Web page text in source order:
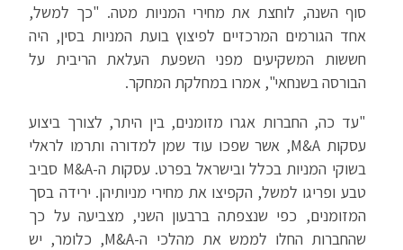
סוף השנה, לוחצת את מחירי המניות מטה. "כך למשל,
אחד הגורמים המרכזיים לפיצוץ בועת המניות בסין, היה
חששות המשקיעים מפני השפעת העלאת הריבית על
הבורסה בשנחאי", אמרו במחלקת המחקר.
"עד כה, החברות אגרו מזומנים, בין היתר, לצורך ביצוע
עסקות M&A, אשר שפכו עוד שמן למדורה ותרמו לראלי
בשוקי המניות בכלל ובישראל בפרט. עסקות ה-M&A סביב
טבע ופריגו למשל, הקפיצו את מחירי מניותיהן. ירידה בסך
המזומנים, כפי שנצפתה ברבעון השני, מצביעה על כך
שהחברות החלו לממש את מהלכי ה-M&A, כלומר, יש